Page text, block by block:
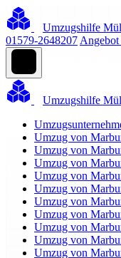
Umzugshilfe
01579-2648207 Angebot
Umzugshilfe
Umzug von
Umzug von
Umzug von
Umzug von
Umzug von
Umzug von
Umzug von
Umzug von
Umzug von
Umzug von